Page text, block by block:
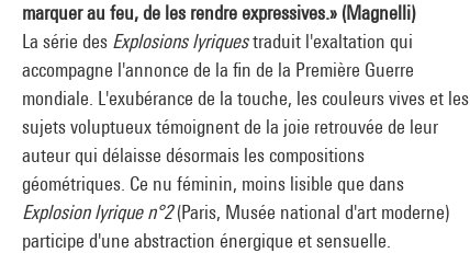
marquer au feu, de les rendre expressives.» (Magnelli)
La série des Explosions lyriquestraduit l'exaltation qui
accompagne l'annonce de la fin de la Première Guerre
mondiale. L'exubérance de la touche, les couleurs vives et les
sujets voluptueux témoignent de la joie retrouvée de leur
auteur qui délaisse désormais les compositions
géométriques. Ce nu féminin, moins lisible que dans
Explosion lyrique n°2(Paris, Musée national d'art moderne)
participe d'une abstraction énergique et sensuelle.